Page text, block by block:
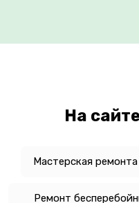
На
Мастерская
Ремонт